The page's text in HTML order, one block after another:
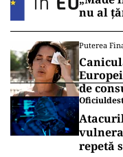
POLITICĂ
Cum a
piardă
POLITICĂ
AUR și-
liniștit